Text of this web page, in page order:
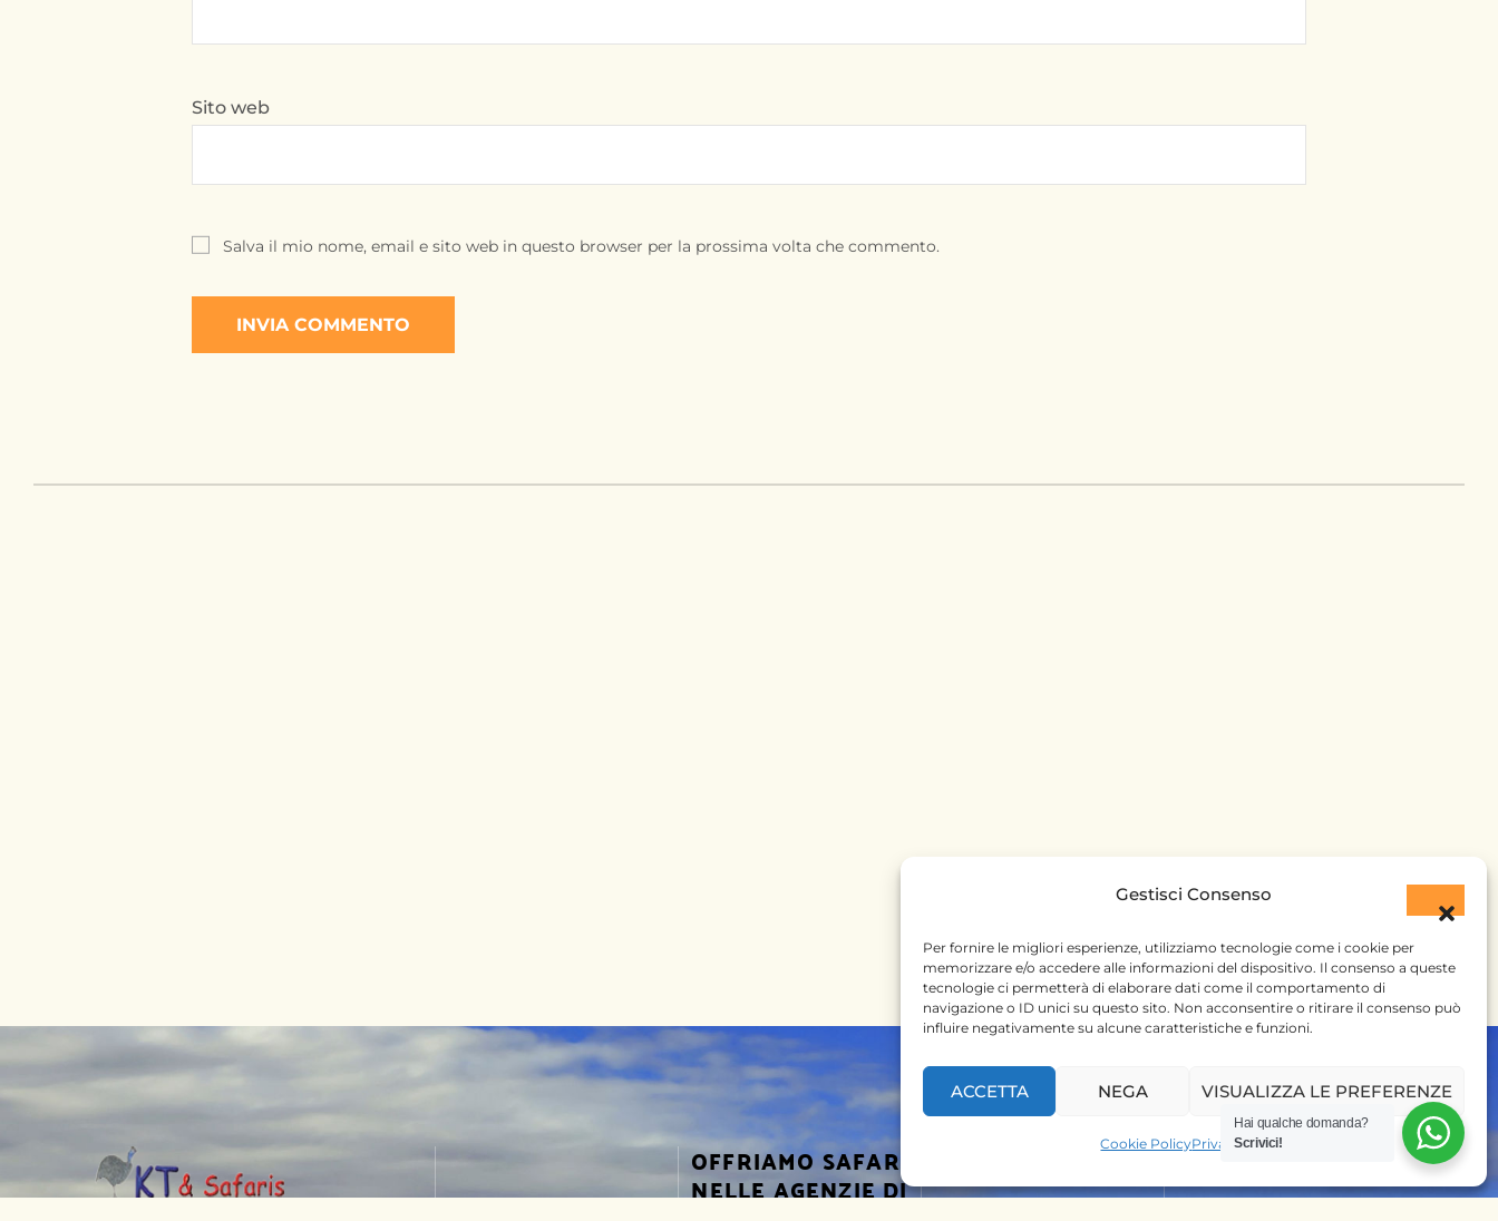
Gestisci Consenso
Per fornire le migliori esperienze, utilizziamo tecnologie come i cookie per
memorizzare e/o accedere alle informazioni del dispositivo. Il consenso a queste
tecnologie ci permetterà di elaborare dati come il comportamento di
navigazione o ID unici su questo sito. Non acconsentire o ritirare il consenso può
influire negativamente su alcune caratteristiche e funzioni.
ACCETTA NEGA VISUALIZZA LE PREFERENZE
Cookie PolicyPrivacy Policy
Sito web
Salva il mio nome, email e sito web in questo browser per la prossima volta che commento.
OFFRIAMO SAFARI
NELLE AGENZIE DI
Hai qualche domanda?
Scrivici!